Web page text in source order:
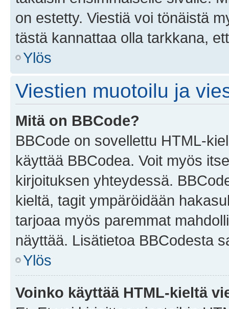
on estetty. Viestiä voi tönäistä
tästä kannattaa olla tarkkana,
Ylös
Viestien muotoilu ja
Mitä on BBCode?
BBCode on sovellettu HTML-
käyttää BBCodea. Voit myös
kirjoituksen yhteydessä.
kieltä, tagit ympäröidään
tarjoaa myös paremmat
näyttää. Lisätietoa BBCodesta
Ylös
Voinko käyttää HTML-kieltä